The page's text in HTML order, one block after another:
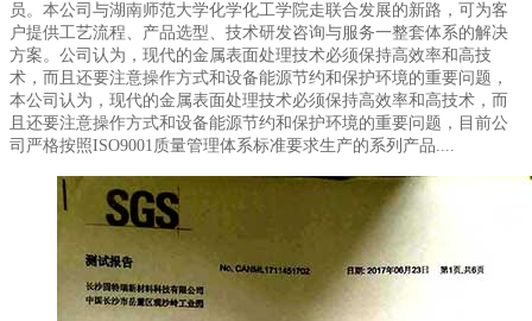
员。本公司与湖南师范大学化学化工学院走联合发展的新路，可为客
户提供工艺流程、产品选型、技术研发咨询与服务一整套体系的解决
方案。公司认为，现代的金属表面处理技术必须保持高效率和高技
术，而且还要注意操作方式和设备能源节约和保护环境的重要问题，
本公司认为，现代的金属表面处理技术必须保持高效率和高技术，而
且还要注意操作方式和设备能源节约和保护环境的重要问题，目前公
司严格按照ISO9001质量管理体系标准要求生产的系列产品....